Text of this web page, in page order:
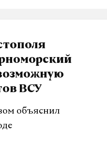
ВСУ
объяснил